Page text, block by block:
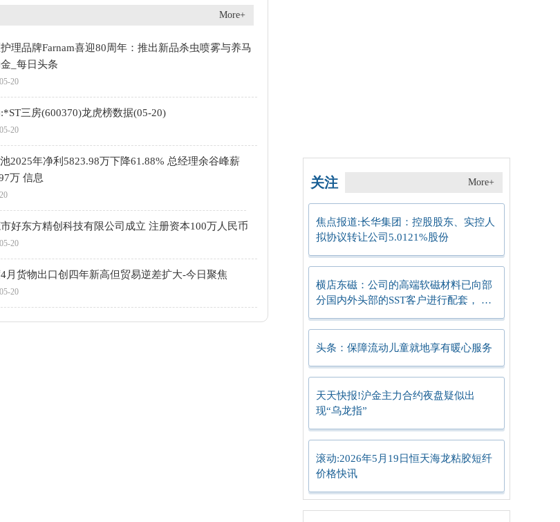
More+
理品牌Farnam喜迎80周年：推出新品杀虫喷雾与养马
_每日头条
20
三房(600370)龙虎榜数据(05-20)
20
2025年净利5823.98万下降61.88% 总经理余谷峰薪
万 信息
好东方精创科技有限公司成立 注册资本100万人民币
20
月货物出口创四年新高但贸易逆差扩大-今日聚焦
20
关注 More+
焦点报道:长华集团：控股股东、实控人
拟协议转让公司5.0121%股份
横店东磁：公司的高端软磁材料已向部
分国内外头部的SST客户进行配套， 目
头条：保障流动儿童就地享有暖心服务
天天快报!沪金主力合约夜盘疑似出
现“乌龙指”
滚动:2026年5月19日恒天海龙粘胶短纤
价格快讯